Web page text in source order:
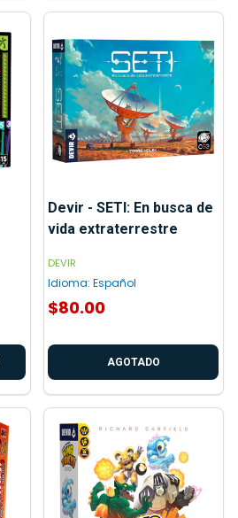
Devir - SETI: En busca de
vida extraterrestre
DEVIR
Idioma: Español
$80.00
AGOTADO